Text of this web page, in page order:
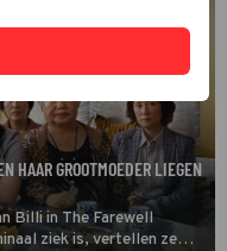
HAAR GROOTMOEDER LIEGEN
Billi in The Farewell
ziek is, vertellen ze